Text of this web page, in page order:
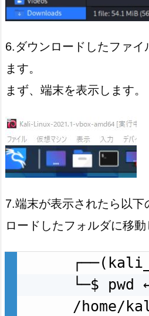
6.ダウンロードしたファイ
ます。
まず、端末を表示します。
7.端末が表示されたら以下
ロードしたフォルダに移動
└─$ pwd
/home/